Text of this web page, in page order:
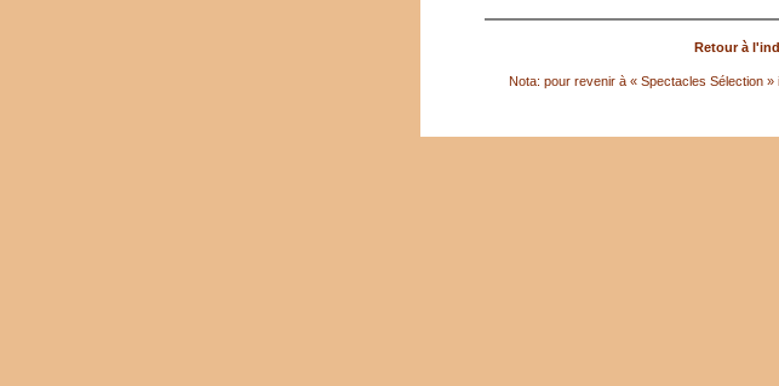
Retour à
Nota: pour revenir à « Spectacles Sélection